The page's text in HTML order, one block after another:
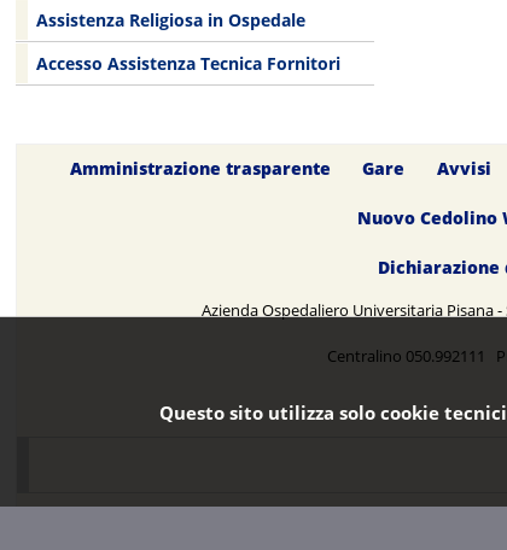
Assistenza Religiosa in Ospedale
Accesso Assistenza Tecnica Fornitori
Amministrazione trasparente Gare Avvisi
Nuovo Cedolino
Dichiarazione
Azienda Ospedaliero Universitaria Pisana
Centralino 050.992111
Questo sito utilizza solo cookie